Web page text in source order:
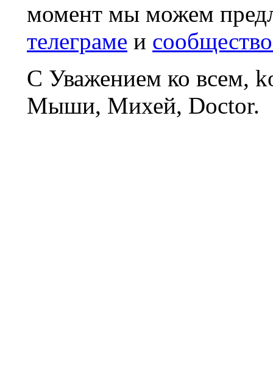
момент мы можем
телеграме и
С Уважением ко всем,
Мыши, Михей, Doctor.